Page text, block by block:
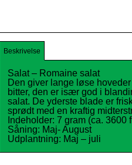
Beskrivelse
Salat – Romaine salat
Den giver lange løse
bitter, den er især god i
salat. De yderste blade er
sprødt med en kraftig
Indeholder: 7 gram (ca. 3600
Såning: Maj- August
Udplantning: Maj – juli